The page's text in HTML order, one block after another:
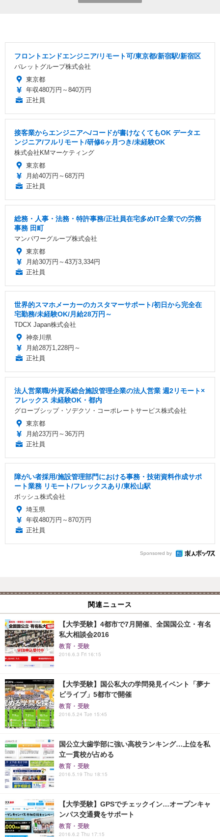
フロントエンドエンジニア/リモート可/東京都/新宿駅/新宿区
バレットグループ株式会社
東京都
年収480万円～840万円
正社員
接客業からエンジニアへ/コードが書けなくてもOK データエ
ンジニア/フルリモート/研修6ヶ月つき/未経験OK
株式会社KMマーケティング
東京都
月給40万円～68万円
正社員
総務・人事・法務・特許事務/正社員在宅多めIT企業での労務
事務 田町
マンパワーグループ株式会社
東京都
月給30万円～43万3,334円
正社員
世界的スマホメーカーのカスタマーサポート/初日から完全在
宅勤務/未経験OK/月給28万円～
TDCX Japan株式会社
神奈川県
月給28万1,228円～
正社員
法人営業職/外資系総合施設管理企業の法人営業 週2リモート×
フレックス 未経験OK・都内
グローブシップ・ソデクソ・コーポレートサービス株式会社
東京都
月給23万円～36万円
正社員
障がい者採用/施設管理部門における事務・技術資料作成サポ
ート業務 リモート/フレックスあり/東松山駅
ボッシュ株式会社
埼玉県
年収480万円～870万円
正社員
Sponsored by
関連ニュース
【大学受験】4都市で7月開催、全国国公立・有名
私大相談会2016
教育・受験
2016.6.3 Fri 16:15
【大学受験】国公私大の学問発見イベント「夢ナ
ビライブ」5都市で開催
教育・受験
2016.5.24 Tue 15:45
国公立大歯学部に強い高校ランキング…上位を私
立一貫校が占める
教育・受験
2016.5.19 Thu 18:15
【大学受験】GPSでチェックイン…オープンキャ
ンパス交通費をサポート
教育・受験
2016.6.2 Thu 17:15